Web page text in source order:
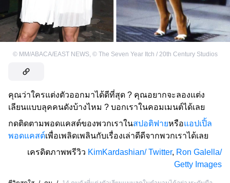
© MM/ABACA/EAST NEWS, © The Seven Year Itch / 20th Century Studios
คุณว่าใครแต่งตัวออกมาได้ดีที่สุด ? คุณอยากจะลองแต่ง
เลียนแบบลุคคนดังบ้างไหม ? บอกเราในคอมเมนต์ได้เลย
กดติดตามพอดแคสต์ของพวกเราในสปอติฟายหรือแอปเปิ้ล
พอดแคสต์เพื่อเพลิดเพลินกับเรื่องเล่าดีดีจากพวกเราได้เลย
เครดิตภาพพรีวิว KimKardashian/ Twitter, Ron Galella/
Getty Images